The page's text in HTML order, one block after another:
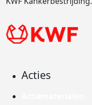
Acties